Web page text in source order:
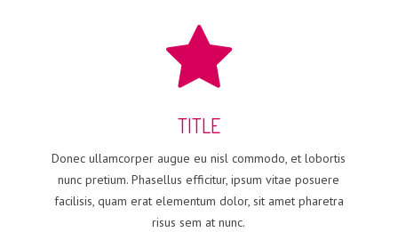
TITLE
Donec ullamcorper augue eu nisl commodo, et lobortis
nunc pretium. Phasellus efficitur, ipsum vitae posuere
facilisis, quam erat elementum dolor, sit amet pharetra
risus sem at nunc.